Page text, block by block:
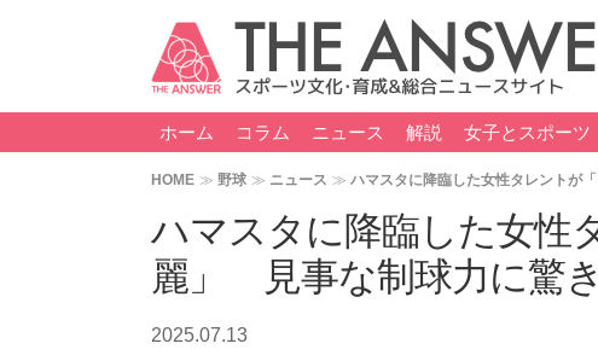
ホーム コラム ニュース 解説 女子とスポーツ
HOME 野球 ニュース ハマスタに降臨した女性タレントが
ハマスタに降臨した女性
麗」 見事な制球力に驚
2025.07.13